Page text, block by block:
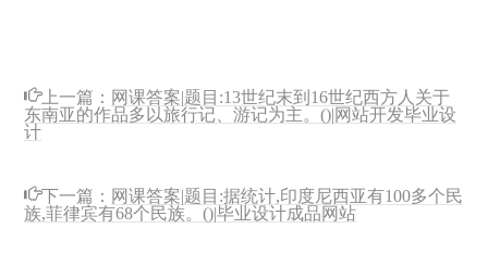
上一篇： 网课答案|题目:13世纪末到16世纪西方人关于
东南亚的作品多以旅行记、游记为主。()|网站开发毕业设
计
下一篇： 网课答案|题目:据统计,印度尼西亚有100多个民
族,菲律宾有68个民族。()|毕业设计成品网站